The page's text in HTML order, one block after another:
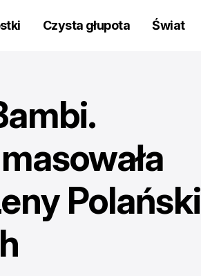
Czysta głupota Świat
Polański